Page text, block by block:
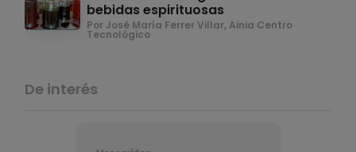
bebidas espirituosas
Por José María Ferrer Villar, Ainia Centro
Tecnológico
De interés